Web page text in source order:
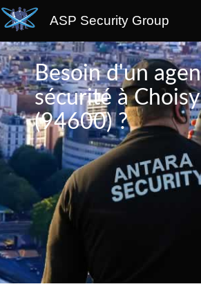
ASP Security Group
Besoin d'un
sécurité à
(94600) ?